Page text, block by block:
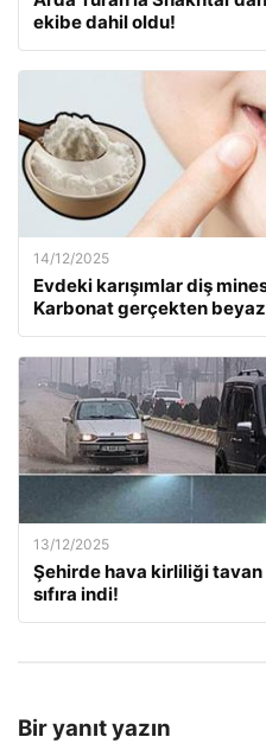
ekibe dahil oldu!
14/12/2025
Evdeki karışımlar diş
Karbonat gerçekten
13/12/2025
Şehirde hava kirliliği tavan
sıfıra indi!
Bir yanıt yazın